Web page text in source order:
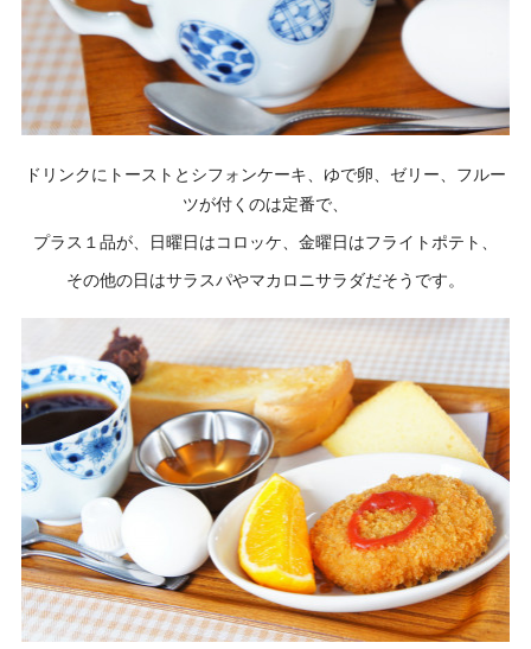
ドリンクにトーストとシフォンケーキ、ゆで卵、ゼリー、フルー
ツが付くのは定番で、
プラス１品が、日曜日はコロッケ、金曜日はフライトポテト、
その他の日はサラスパやマカロニサラダだそうです。